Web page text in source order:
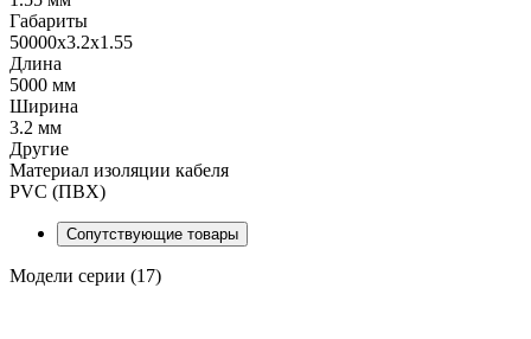
Габариты
50000x3.2x1.55
Длина
5000 мм
Ширина
3.2 мм
Другие
Материал изоляции кабеля
PVC (ПВХ)
Сопутствующие товары
Модели серии (17)